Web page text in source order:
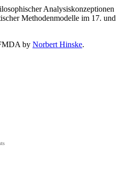
Analysiskonzeptionen
Methodenmodelle im 17. und
by Norbert Hinske.